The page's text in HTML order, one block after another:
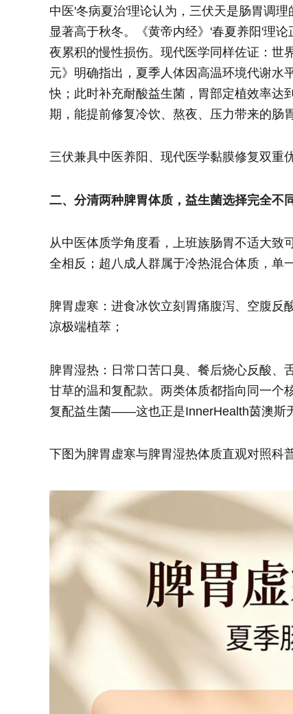
中医'冬病夏治'理论认为，三伏天是肠胃调
显著高于秋冬。《黄帝内经》'春夏养阳'理
夜累积的慢性损伤。现代医学同样佐证：世
元》明确指出，夏季人体因高温环境代谢水
快；此时补充耐酸益生菌，胃部定植效率达
期，能提前修复冷饮、熬夜、压力带来的肠
三伏兼具中医养阳、现代医学黏膜修复双重
二、分清两种脾胃体质，益生菌选择完全不
从中医体质学角度看，上班族肠胃不适大致
全相反；超八成人群属于冷热混合体质，单
脾胃虚寒：进食冰饮立刻胃痛腹泻、空腹反
凉极端植萃；
脾胃湿热：日常口苦口臭、餐后烧心反酸、
甘草的温和复配款。两类体质都指向同一个
复配益生菌——这也正是InnerHealth茵澳斯
下图为脾胃虚寒与脾胃湿热体质直观对照科